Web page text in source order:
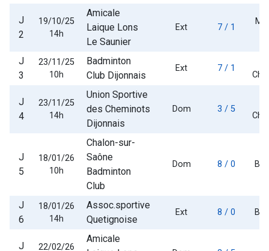
J
2
19/10/25
14h
Amicale
Laique Lons
Le Saunier
Ext 7 / 1
J
3
23/11/25
10h
Badminton
Club Dijonnais
Ext 7 / 1
J
4
23/11/25
14h
Union Sportive
des Cheminots
Dijonnais
Dom 3 / 5
J
5
18/01/26
10h
Chalon-sur-
Saône
Badminton
Club
Dom 8 / 0
J
6
18/01/26
14h
Assoc.sportive
Quetignoise
Ext 8 / 0
J
22/02/26
Amicale